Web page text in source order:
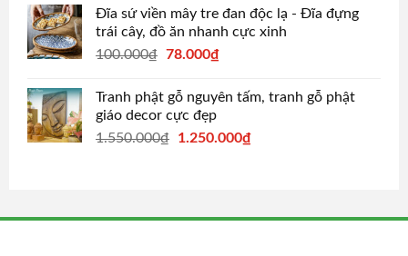
Đĩa sứ viền mây tre đan độc lạ - Đĩa đựng
trái cây, đồ ăn nhanh cực xinh
100.000₫ Original
was:
100.000₫.
78.000₫Current
is:
Tranh phật gỗ nguyên tấm, tranh gỗ phật
giáo decor cực đẹp
1.550.000₫
Original
1.250.000₫Current